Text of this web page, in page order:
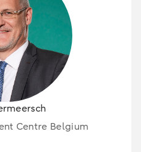
Centre Belgium